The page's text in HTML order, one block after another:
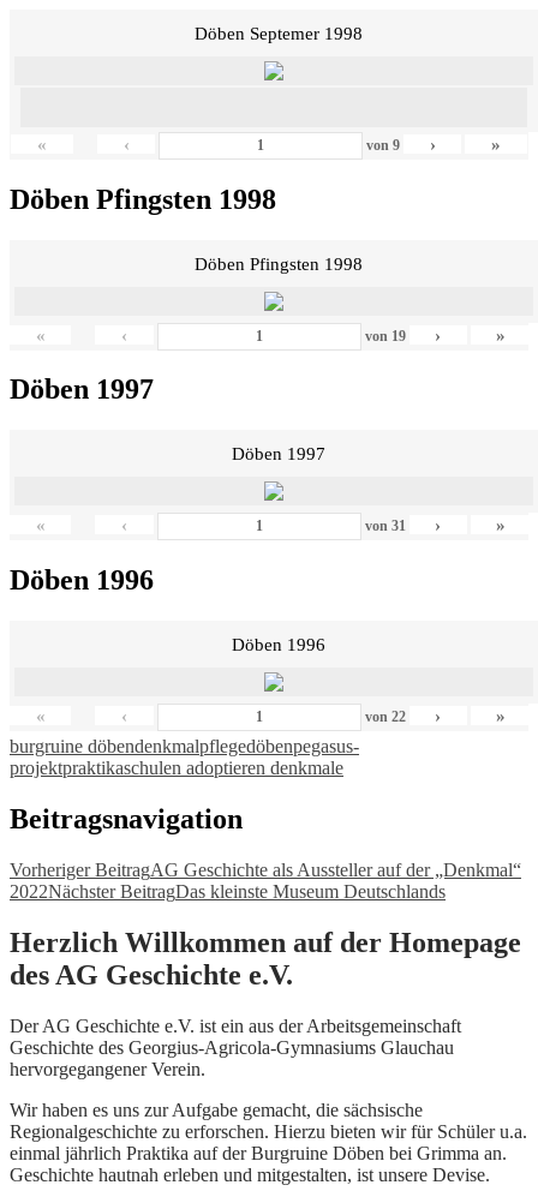
Döben Septemer 1998
« ‹ von9 › »
Döben Pfingsten 1998
Döben Pfingsten 1998
« ‹ von 19 › »
Döben 1997
Döben 1997
« ‹ von 31 › »
Döben 1996
Döben 1996
« ‹ von 22 › »
burgruine döbendenkmalpflegedöbenpegasus-
projektpraktikaschulen adoptieren denkmale
Beitragsnavigation
Vorheriger BeitragAG Geschichte als Aussteller auf der „Denkmal“
2022Nächster BeitragDas kleinste Museum Deutschlands
Herzlich Willkommen auf der Homepage
des AG Geschichte e.V.
Der AG Geschichte e.V. ist ein aus der Arbeitsgemeinschaft
Geschichte des Georgius-Agricola-Gymnasiums Glauchau
hervorgegangener Verein.
Wir haben es uns zur Aufgabe gemacht, die sächsische
Regionalgeschichte zu erforschen. Hierzu bieten wir für Schüler u.a.
einmal jährlich Praktika auf der Burgruine Döben bei Grimma an.
Geschichte hautnah erleben und mitgestalten, ist unsere Devise.